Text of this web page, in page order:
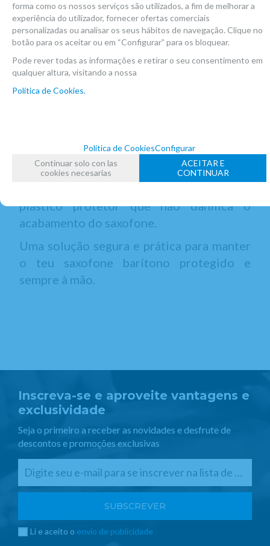
mostrar de2 Nº prod.
Na Atelier de Celia encontrarás suportes
para saxofone barítono de marcas como
concebidos para suportar o peso do
instrumento com total estabilidade. As
plástico protetor que não danifica o
acabamento do saxofone.
Uma solução segura e prática para manter
o teu saxofone barítono protegido e
sempre à mão.
Inscreva-se e aproveite vantagens e
exclusividade
Seja o primeiro a receber as novidades e desfrute de
descontos e promoções exclusivas
Li e aceito o envio de publicidade
forma como os nossos serviços são utilizados, a fim de melhorar a
experiência do utilizador, fornecer ofertas comerciais
personalizadas ou analisar os seus hábitos de navegação. Clique no
botão para os aceitar ou em “Configurar” para os bloquear.
Pode rever todas as informações e retirar o seu consentimento em
qualquer altura, visitando a nossa
Política de Cookies.
Política de CookiesConfigurar
Continuar solo con las
cookies necesarias
ACEITAR E
CONTINUAR